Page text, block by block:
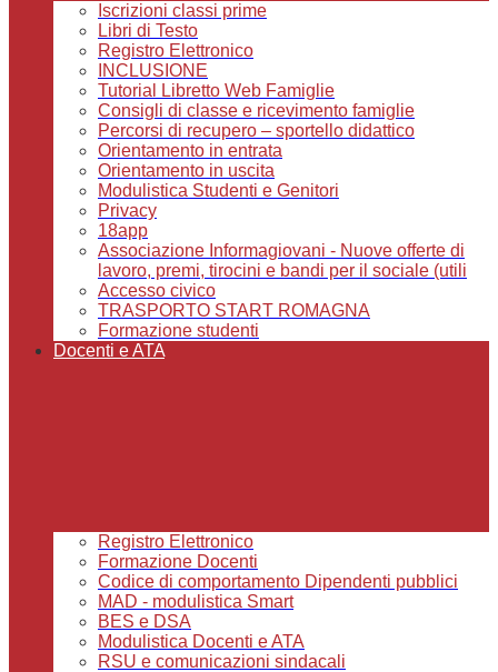
Iscrizioni classi prime
Libri di Testo
Registro Elettronico
INCLUSIONE
Tutorial Libretto Web Famiglie
Consigli di classe e ricevimento famiglie
Percorsi di recupero – sportello didattico
Orientamento in entrata
Orientamento in uscita
Modulistica Studenti e Genitori
Privacy
18app
Associazione Informagiovani - Nuove offerte di
lavoro, premi, tirocini e bandi per il sociale (utili
Accesso civico
TRASPORTO START ROMAGNA
Formazione studenti
Docenti e ATA
Registro Elettronico
Formazione Docenti
Codice di comportamento Dipendenti pubblici
MAD - modulistica Smart
BES e DSA
Modulistica Docenti e ATA
RSU e comunicazioni sindacali